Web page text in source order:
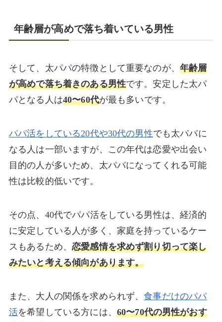
年齢層が高めで落ち着いている男性
そして、太パパの特徴として重要なのが、 年齢層
が高めで落ち着きのある男性です。安定した太パ
パとなる人は40〜60代が最も多いです。
パパ活をしている20代や30代の男性でも太パパに
なる人は一部いますが、この年代は恋愛や出会い
目的の人が多いため、太パパになってくれる可能
性は比較的低いです。
その点、40代でパパ活をしている男性は、経済的
に安定している人が多く、家庭を持っているケー
スもあるため、恋愛感情を求めず割り切って楽し
みたいと考える傾向があります。
また、大人の関係を求められず、食事だけのパパ
活を希望している方には、 60〜70代の男性がおす